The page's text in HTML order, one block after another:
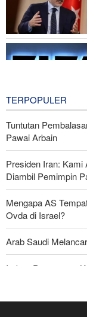
Yedioth Ahronoth:
Diri
TERPOPULER
Tuntutan
Pawai Arbain
Presiden Iran:
Diambil Pemimpin
Mengapa AS
Ovda di Israel?
Arab Saudi
Imbas Pernyataan